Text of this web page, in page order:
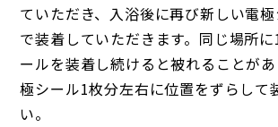
ていただき、入浴後に再び新しい電
で装着していただきます。同じ場所
ールを装着し続けると被れることが
極シール1枚分左右に位置をずらして
い。